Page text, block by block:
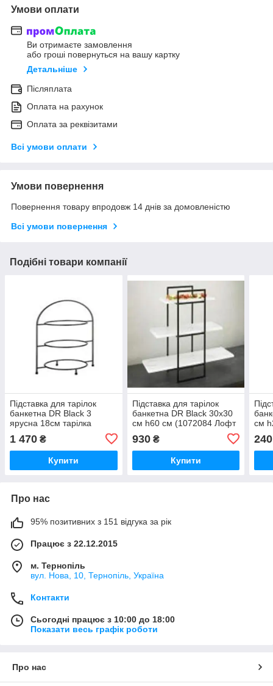
Умови оплати
Ви отримаєте замовлення
або гроші повернуться на вашу картку
Детальніше
Післяплата
Оплата на рахунок
Оплата за реквізитами
Всі умови оплати
Умови повернення
Повернення товару впродовж 14 днів за домовленістю
Всі умови повернення
Подібні товари компанії
Підставка для тарілок
банкетна DR Black 3
ярусна 18см тарілка
(1072033)
1 470 ₴
Купити
Підставка для тарілок
банкетна DR Black 30х30
см h60 см (1072084 Лофт
930₴
Купити
см
240
Про нас
95% позитивних з 151 відгука за рік
Працює з 22.12.2015
м. Тернопіль
вул. Нова, 10, Тернопіль, Україна
Контакти
Сьогодні працює з 10:00 до 18:00
Показати весь графік роботи
Про нас